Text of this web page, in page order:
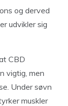
og derved
udvikler sig
CBD
vigtig, men
Under søvn
muskler